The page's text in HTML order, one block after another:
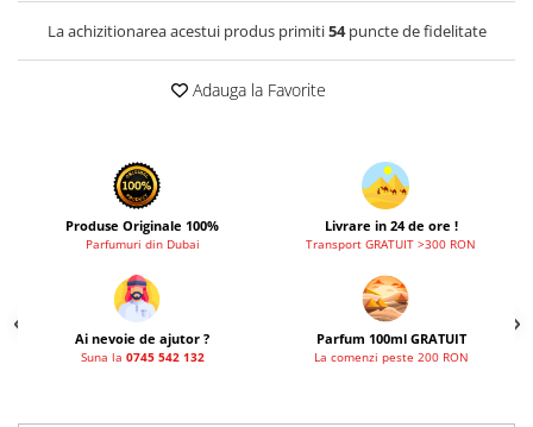
La achizitionarea acestui produs primiti54puncte de fidelitate
Adauga la Favorite
Produse Originale 100%
Parfumuri din Dubai
Livrare in 24 de ore !
Transport GRATUIT >300 RON
Ai nevoie de ajutor ?
Suna la 0745 542 132
Parfum 100ml GRATUIT
La comenzi peste 200 RON